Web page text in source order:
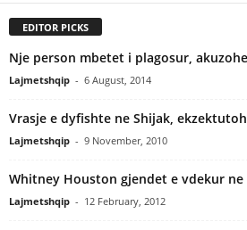
EDITOR PICKS
Nje person mbetet i plagosur,
Lajmetshqip - 6 August, 2014
Vrasje e dyfishte ne Shijak,
Lajmetshqip - 9 November, 2010
Whitney Houston gjendet e vdekur
Lajmetshqip - 12 February, 2012